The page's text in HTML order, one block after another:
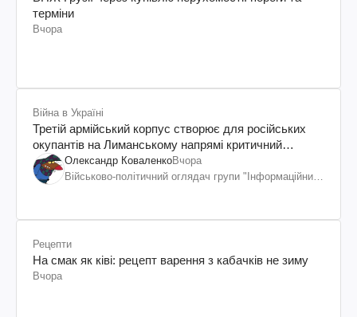
терміни
Вчора
Війна в Україні
Третій армійський корпус створює для російських
окупантів на Лиманському напрямі критичний
дискомфорт: як це вдалося
Олександр КоваленкоВчора
Військово-політичний оглядач групи "Інформаційний
Рецепти
На смак як ківі: рецепт варення з кабачків не зиму
Вчора